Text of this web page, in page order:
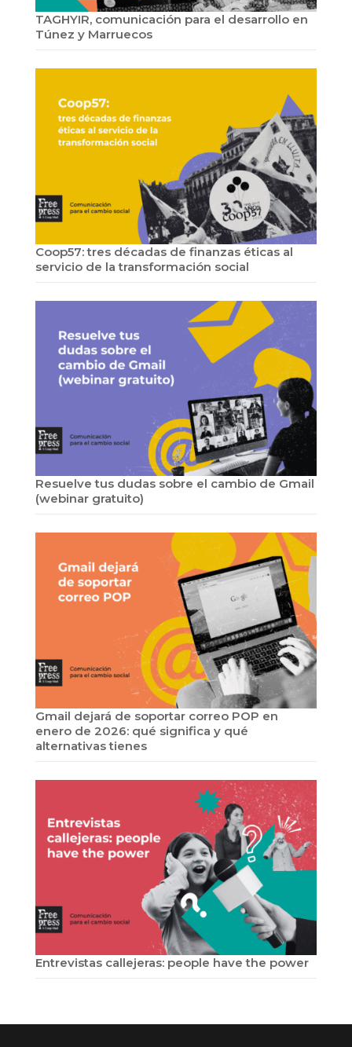
TAGHYIR, comunicación para el desarrollo en
Túnez y Marruecos
Coop57: tres décadas de finanzas éticas al
servicio de la transformación social
Resuelve tus dudas sobre el cambio de Gmail
(webinar gratuito)
Gmail dejará de soportar correo POP en
enero de 2026: qué significa y qué
alternativas tienes
Entrevistas callejeras: people have the power